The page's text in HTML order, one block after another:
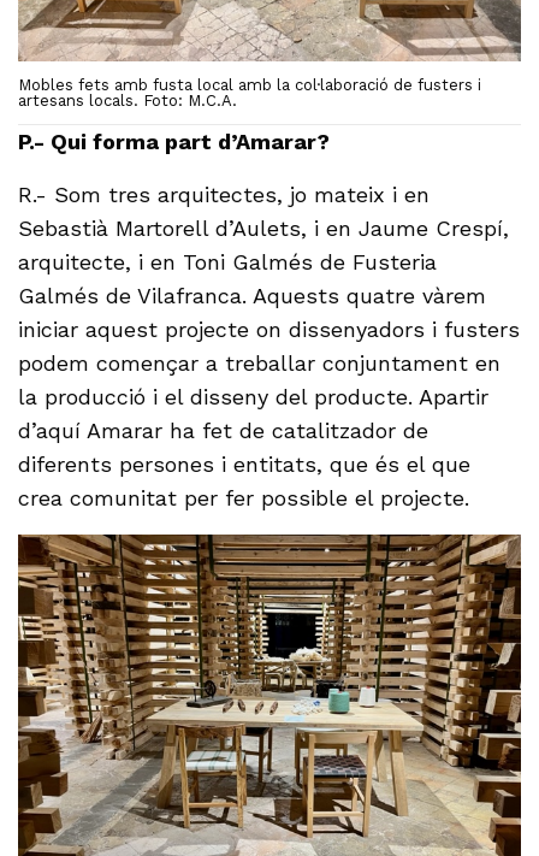
Mobles fets amb fusta local amb la col·laboració de fusters i
artesans locals. Foto: M.C.A.
P.- Qui forma part d’Amarar?
R.- Som tres arquitectes, jo mateix i en
Sebastià Martorell d’Aulets, i en Jaume Crespí,
arquitecte, i en Toni Galmés de Fusteria
Galmés de Vilafranca. Aquests quatre vàrem
iniciar aquest projecte on dissenyadors i fusters
podem començar a treballar conjuntament en
la producció i el disseny del producte. Apartir
d’aquí Amarar ha fet de catalitzador de
diferents persones i entitats, que és el que
crea comunitat per fer possible el projecte.